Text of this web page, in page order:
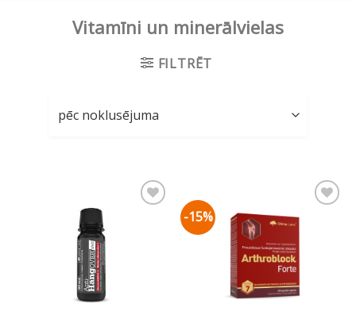
Vitamīni un minerālvielas
FILTRĒT
Pievienot vēlmju
sarakstam
-15%
Pievienot vēlmju
sarakstam